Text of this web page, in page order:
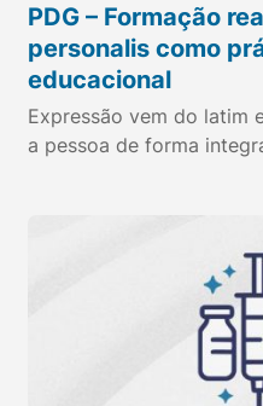
PDG – Formação
personalis como
educacional
Expressão vem do latim
a pessoa de forma